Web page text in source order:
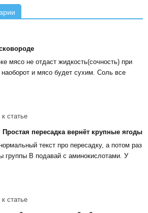
мясо не отдаст жидкость(сочность) при
и мясо будет сухим. Соль все
к статье
пересадка вернёт крупные ягоды
текст про пересадку, а потом раз
группы В подавай с аминокислотами. У
к статье